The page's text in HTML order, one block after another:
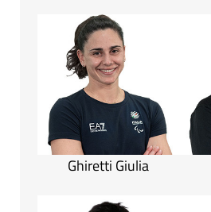
Ghiretti Giulia